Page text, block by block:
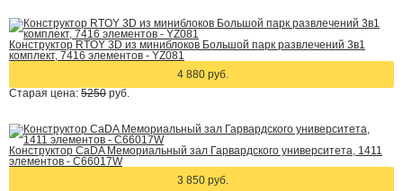
Конструктор RTOY 3D из миниблоков Большой парк развлечений 3в1
комплект, 7416 элементов - YZ081
4 880 руб.
Старая цена: 5250 руб.
Конструктор CaDA Мемориальный зал Гарвардского университета, 1411
элементов - C66017W
3 850 руб.